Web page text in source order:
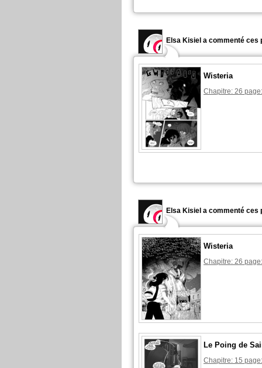
Elsa Kisiel a commenté ces
Wisteria
Chapitre: 26
Elsa Kisiel a commenté ces
Wisteria
Chapitre: 26
Le Poing de
Chapitre: 15